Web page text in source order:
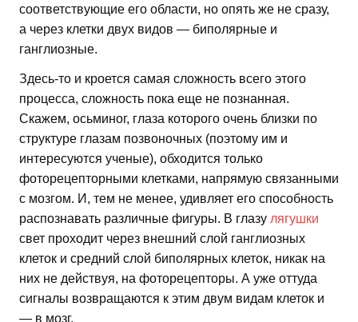
соответствующие его области, но опять же не сразу,
а через клетки двух видов — биполярные и
ганглиозные.
Здесь-то и кроется самая сложность всего этого
процесса, сложность пока еще не познанная.
Скажем, осьминог, глаза которого очень близки по
структуре глазам позвоночных (поэтому им и
интересуются ученые), обходится только
фоторецепторными клетками, напрямую связанными
с мозгом. И, тем не менее, удивляет его способность
распознавать различные фигуры. В глазу лягушки
свет проходит через внешний слой ганглиозных
клеток и средний слой биполярных клеток, никак на
них не действуя, на фоторецепторы. А уже оттуда
сигналы возвращаются к этим двум видам клеток и
— в мозг.